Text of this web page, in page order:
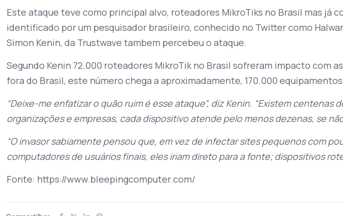
Este ataque teve como principal alvo, roteadores MikroTiks no Brasil mas
identificado por um pesquisador brasileiro, conhecido no Twitter como
Simon Kenin, da Trustwave tambem percebeu o ataque.
Segundo Kenin 72.000 roteadores MikroTik no Brasil sofreram impacto com
fora do Brasil, este número chega a aproximadamente, 170.000
“Deixe-me enfatizar o quão ruim é esse ataque”, diz Kenin. “Existem
organizações e empresas, cada dispositivo atende pelo menos dezenas, se
“O invasor sabiamente pensou que, em vez de infectar sites pequenos com
computadores de usuários finais, eles iriam direto para a fonte; dispositivos
Fonte: https://www.bleepingcomputer.com/